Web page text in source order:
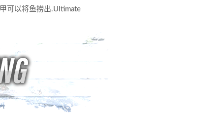
可以将鱼捞出.Ultimate